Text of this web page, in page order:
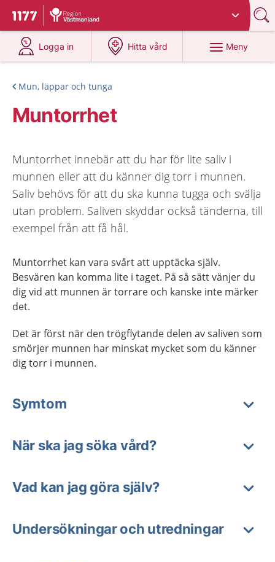
Till startsidan för 1177
Du har valt region
Logga in
på 1177.se
Hitta vård
på 1177.se
Meny
Mun, läppar och tunga
Muntorrhet
Muntorrhet innebär att du har för lite saliv i
munnen eller att du känner dig torr i munnen.
Saliv behövs för att du ska kunna tugga och svälja
utan problem. Saliven skyddar också tänderna, till
exempel från att få hål.
Muntorrhet kan vara svårt att upptäcka själv.
Besvären kan komma lite i taget. På så sätt vänjer du
dig vid att munnen är torrare och kanske inte märker
det.
Det är först när den trögflytande delen av saliven som
smörjer munnen har minskat mycket som du känner
dig torr i munnen.
Symtom
När ska jag söka vård?
Vad kan jag göra själv?
Undersökningar och utredningar